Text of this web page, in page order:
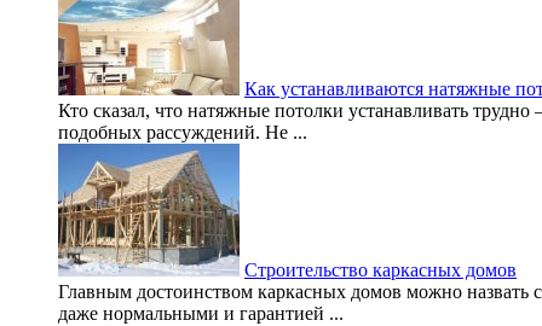
Как устанавливаются натяжные
Кто сказал, что натяжные потолки устанавливать
подобных рассуждений. Не ...
Строительство каркасных домов
Главным достоинством каркасных домов можно назвать
даже нормальными и гарантией ...